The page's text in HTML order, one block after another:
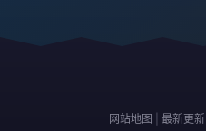
网站地图 最新更新